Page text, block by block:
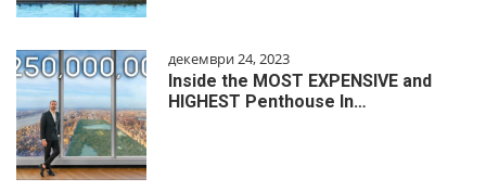
декември 24, 2023
Inside the MOST EXPENSIVE and
HIGHEST Penthouse In…